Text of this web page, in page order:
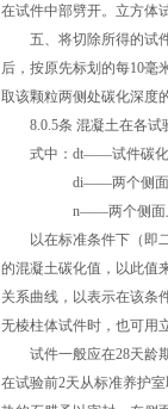
在试件中部劈开。立方体
五、将切除所得的试件
后，按原先标划的每10毫
取该颗粒两侧处碳化深度
8.0.5条 混凝土在各试
式中：dt——试件碳化t
di——两个侧面上各
n——两个侧面上的
以在标准条件下（即二
的混凝土碳化值，以此值
关系曲线，以表示在该条
无棱柱体试件时，也可用
试件一般应在28天龄期
在试验前2天从标准养护